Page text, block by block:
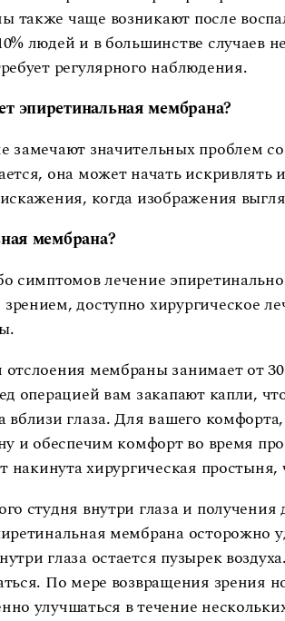
чаще возникают после
людей и в большинстве случаев
регулярного наблюдения.
эпиретинальная мембрана?
замечают значительных проблем
она может начать
когда изображения
мембрана?
симптомов лечение
доступно хирургическое
мембраны занимает от
операцией вам закапают капли,
вблизи глаза. Для вашего
и обеспечим комфорт во время
накинута хирургическая
студня внутри глаза и
мембрана осторожно
глаза остается пузырек
По мере возвращения
улучшаться в течение